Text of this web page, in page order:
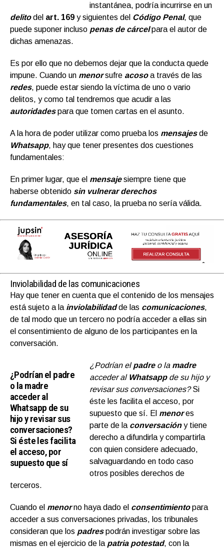
instantánea, podría incurrirse en un
delitodel art. 169 y siguientes del Código Penal, que
puede suponer incluso penas de cárcelpara el autor de
dichas amenazas.
Es por ello que no debemos dejar que la conducta quede
impune. Cuando un menorsufre acosoa través de las
redes, puede estar siendo la víctima de uno o vario
delitos, y como tal tendremos que acudir a las
autoridadespara que tomen cartas en el asunto.
A la hora de poder utilizar como prueba los mensajesde
Whatsapp, hay que tener presentes dos cuestiones
fundamentales:
En primer lugar, que el mensajesiempre tiene que
haberse obtenido sin vulnerar derechos
fundamentales, en tal caso, la prueba no sería válida.
Inviolabilidad de las comunicaciones
Hay que tener en cuenta que el contenido de los mensajes
está sujeto a la inviolabilidadde las comunicaciones,
de tal modo que un tercero no podría acceder a ellas sin
el consentimiento de alguno de los participantes en la
conversación.
¿Podrían el padre
o la madre
acceder al
Whatsapp de su
hijo y revisar sus
conversaciones?
Si éste les facilita
el acceso, por
supuesto que sí
¿Podrían elpadreo la madre
acceder al Whatsappde su hijo y
revisar sus conversaciones?Si
éste les facilita el acceso, por
supuesto que sí. El menores
parte de la conversacióny tiene
derecho a difundirla y compartirla
con quien considere adecuado,
salvaguardando en todo caso
otros posibles derechos de
terceros.
Cuando el menorno haya dado el consentimientopara
acceder a sus conversaciones privadas, los tribunales
consideran que los padrespodrán investigar sobre las
mismas en el ejercicio de la patria potestad, con la